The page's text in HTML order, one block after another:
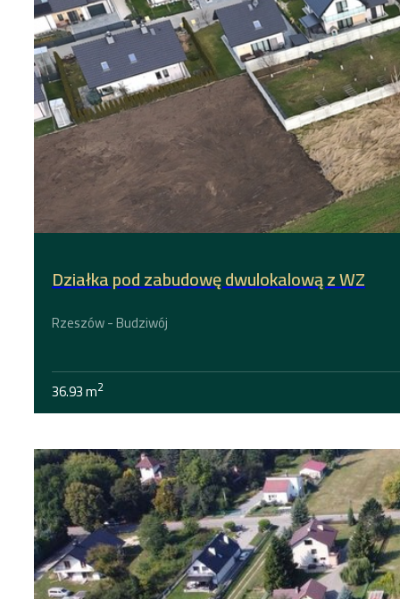
Działka pod zabudowę dwulokalową z WZ
Rzeszów - Budziwój
36.93 m2